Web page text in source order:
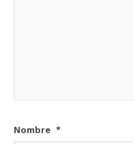
Nombre *